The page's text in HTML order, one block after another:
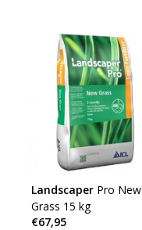
Landscaper Pro New
Grass 15 kg
€67,95